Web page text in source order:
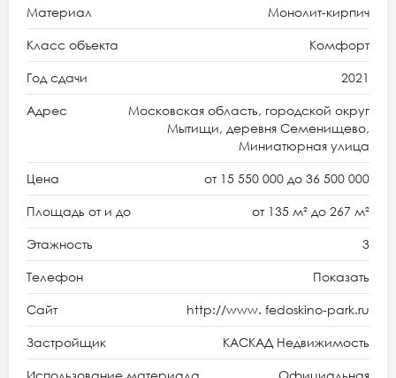
Материал Монолит-кирпич
Класс объекта Комфорт
Год сдачи 2021
Адрес
Московская область, городской округ
Мытищи, деревня Семенищево,
Миниатюрная улица
Цена от 15 550 000 до 36 500 000
Площадь от и до от 135 м² до 267 м²
Этажность 3
Телефон Показать
Сайт http://www. fedoskino-park.ru
Застройщик КАСКАД Недвижимость
Использование материала Официальная